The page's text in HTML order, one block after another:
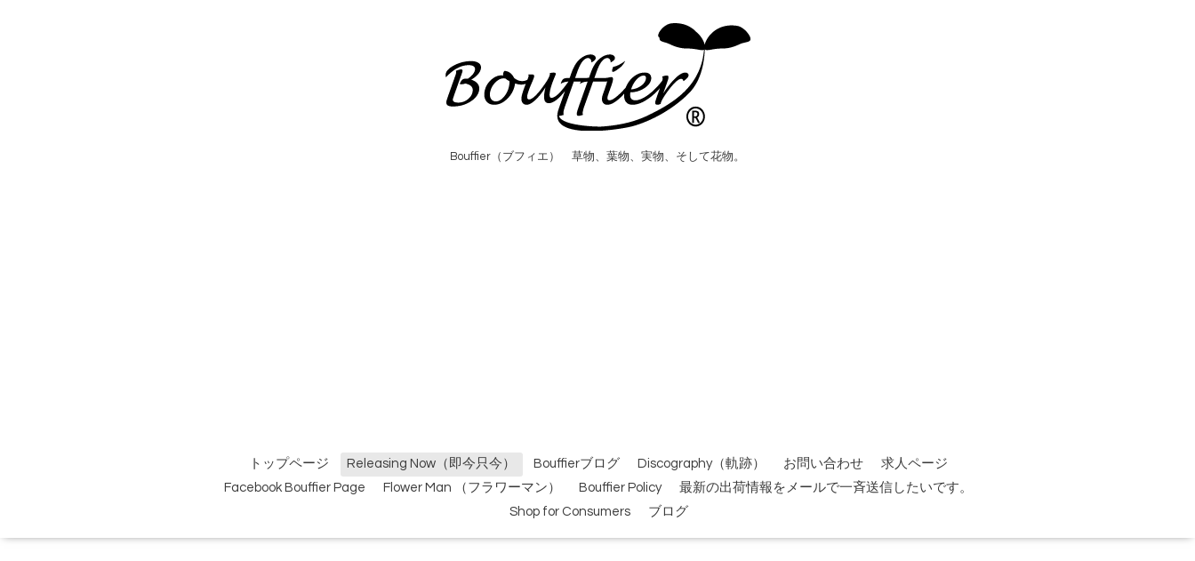
Bouffier（ブフィエ） 草物、葉物、実物、そして花物。
トップページ Releasing Now（即今只今） Bouffierブログ Discography（軌跡） お問い合わせ
求人ページ
Facebook Bouffier Page
Flower Man （フラワーマン） Bouffier Policy
最新の出荷情報をメールで一斉送信したいです。
Shop for Consumers
ブログ